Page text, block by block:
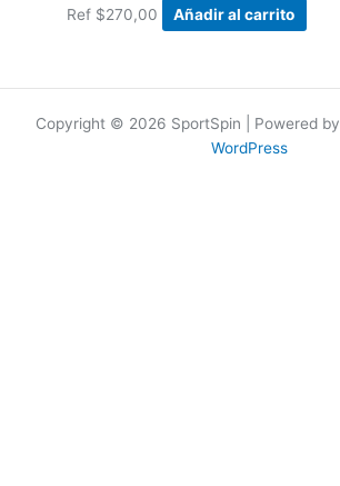
Ref $270,00 Añadir al carrito
Copyright © 2026 SportSpin | Powered by
WordPress